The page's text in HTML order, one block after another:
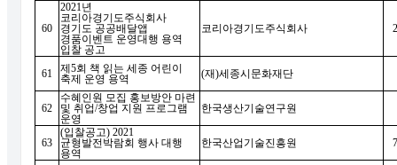
60
2021년
코리아경기도주식회사
경기도 공공배달앱
경품이벤트 운영대행 용역
입찰 공고
코리아경기도주식회사
61 제 5회 책 읽는 세종 어린이
축제 운영 용역
(재)세종시문화재단
62
수혜인원 모집 홍보방안 마련
및 취업/창업 지원 프로그램
운영
한국생산기술연구원
63
(입찰공고) 2021
균형발전박람회 행사 대행
용역
한국산업기술진흥원